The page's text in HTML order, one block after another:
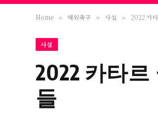
Home » 해외축구 » 사설 » 2022 카
사설
2022 카타
들